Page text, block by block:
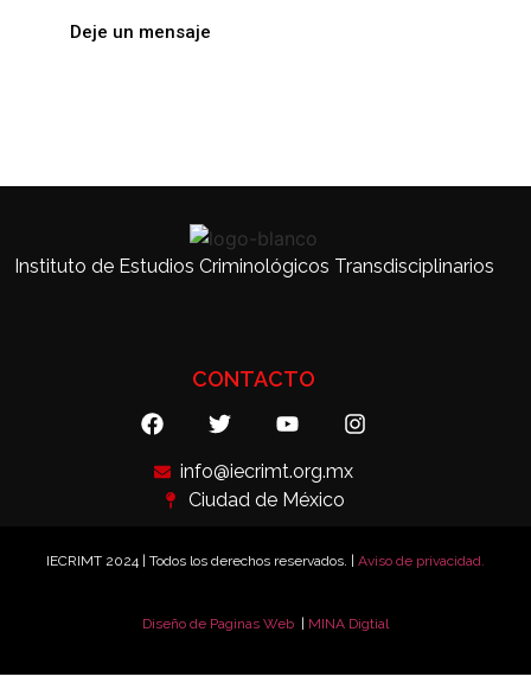
Deje un mensaje
Instituto de Estudios Criminológicos Transdisciplinarios
CONTACTO
info@iecrimt.org.mx
Ciudad de México
IECRIMT 2024 | Todos los derechos reservados. | Aviso de privacidad.
Diseño de Paginas Web | MINA Digtial